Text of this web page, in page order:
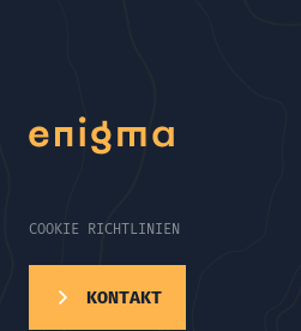
COOKIE RICHTLINIEN
KONTAKT